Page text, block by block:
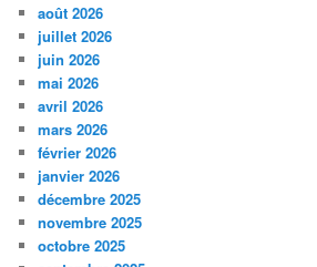
août 2026
juillet 2026
juin 2026
mai 2026
avril 2026
mars 2026
février 2026
janvier 2026
décembre 2025
novembre 2025
octobre 2025